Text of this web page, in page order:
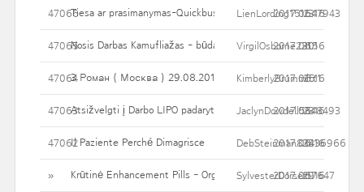
47066Tiesa ar prasimanymas-Quickbust Krūties Enhancer Dražė
LienLording151647943
2017.06.16
23
47065Nosis Darbas Kamufliažas - būdai Dodge nepageidaujamą dėmesį
VirgilOsborne2215
2017.06.16
30
470643 Роман ( Москва ) 29.08.2012. KimberlyBrummitt1
2017.06.16
25
47063Atsižvelgti į Darbo LIPO padaryta Atkaklus riebalų sankaupos
JaclynDowdell5348493
2017.06.16
23
47062Il Paziente Perché Dimagrisce DebSteinman83436966
2017.06.16
28
» Krūtinė Enhancement Pills - Organiniai tabletes, kurios tikrai
SylvesterDorsett7647
2017.06.16
29